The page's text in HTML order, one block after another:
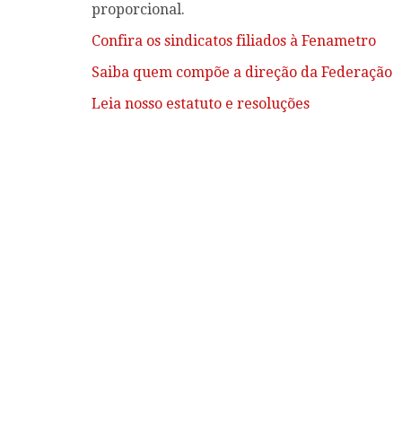
proporcional.
Confira os sindicatos filiados à Fenametro
Saiba quem compõe a direção da Federação
Leia nosso estatuto e resoluções